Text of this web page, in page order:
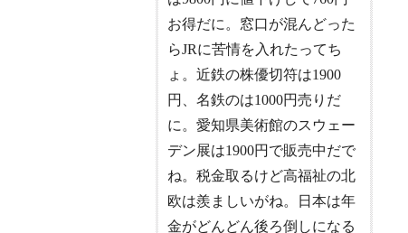
お得だに。窓口が混んどった
らJRに苦情を入れたってち
ょ。近鉄の株優切符は1900
円、名鉄のは1000円売りだ
に。愛知県美術館のスウェー
デン展は1900円で販売中だで
ね。税金取るけど高福祉の北
欧は羨ましいがね。日本は年
金がどんどん後ろ倒しになる